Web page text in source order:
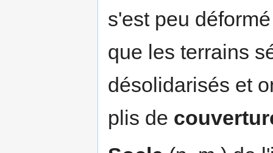
s'est peu
que les terrains
désolidarisés et
plis de